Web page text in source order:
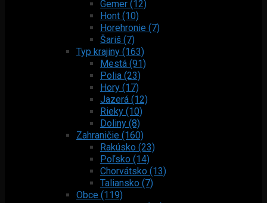
Gemer (12)
Hont (10)
Horehronie (7)
Šariš (7)
Typ krajiny (163)
Mestá (91)
Polia (23)
Hory (17)
Jazerá (12)
Rieky (10)
Doliny (8)
Zahraničie (160)
Rakúsko (23)
Poľsko (14)
Chorvátsko (13)
Taliansko (7)
Obce (119)